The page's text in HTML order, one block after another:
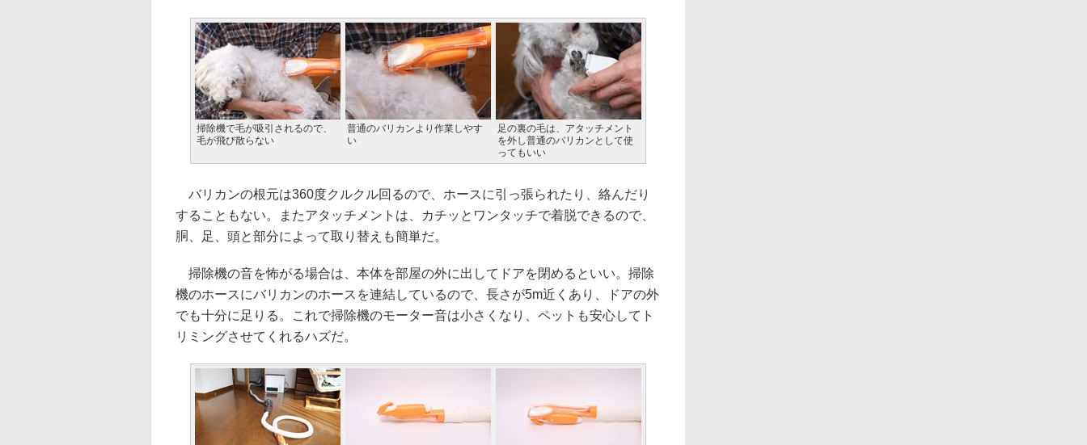
掃除機で毛が吸引されるので、
毛が飛び散らない
普通のバリカンより作業しやす
い
足の裏の毛は、アタッチメント
を外し普通のバリカンとして使
ってもいい
バリカンの根元は360度クルクル回るので、ホースに引っ張られたり、絡んだり
することもない。またアタッチメントは、カチッとワンタッチで着脱できるので、
胴、足、頭と部分によって取り替えも簡単だ。
掃除機の音を怖がる場合は、本体を部屋の外に出してドアを閉めるといい。掃除
機のホースにバリカンのホースを連結しているので、長さが5m近くあり、ドアの外
でも十分に足りる。これで掃除機のモーター音は小さくなり、ペットも安心してト
リミングさせてくれるハズだ。